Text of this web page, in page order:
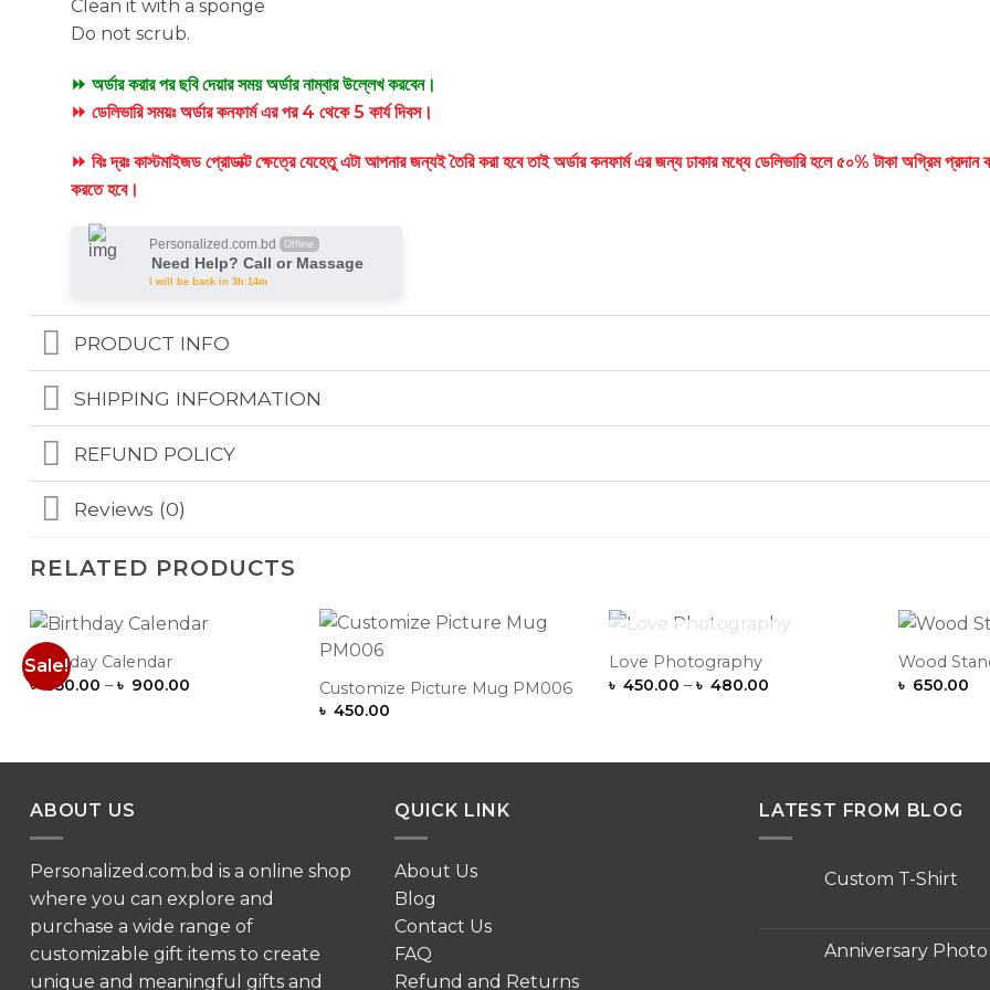
Clean it with a sponge
Do not scrub.
⏩ অর্ডার করার পর ছবি দেয়ার সময় অর্ডার নাম্বার উল্লেখ করবেন।
⏩ ডেলিভারি সময়ঃ অর্ডার কনফার্ম এর পর 4 থেকে 5 কার্য দিবস।
⏩ বিঃ দ্রঃ কাস্টমাইজড প্রোডাক্ট ক্ষেত্রে যেহেতু এটা আপনার জন্যই তৈরি করা হবে তাই অর্ডার কনফার্ম এর জন্য ঢাকার মধ্যে ডেলিভারি হলে ৫০% টাকা অগ্রিম
করতে হবে।
Personalized.com.bd Offline
Need Help? Call or Massage
I will be back in 3h:14m
PRODUCT INFO
SHIPPING INFORMATION
REFUND POLICY
Reviews (0)
RELATED PRODUCTS
Sale!
Birthday Calendar
৳850.00 – ৳ 900.00Price
Wishlist
Customize Picture Mug PM006
৳ 450.00
OUT OF STOCK
Love Photography
৳ 450.00 – ৳ 480.00Price
Wood
৳ 650.00
ABOUT US
Personalized.com.bd is a online shop
where you can explore and
purchase a wide range of
customizable gift items to create
unique and meaningful gifts and
QUICK LINK
About Us
Blog
Contact Us
FAQ
Refund and Returns
LATEST FROM BLOG
Custom T-Shirt
Custom
T-
Anniversary